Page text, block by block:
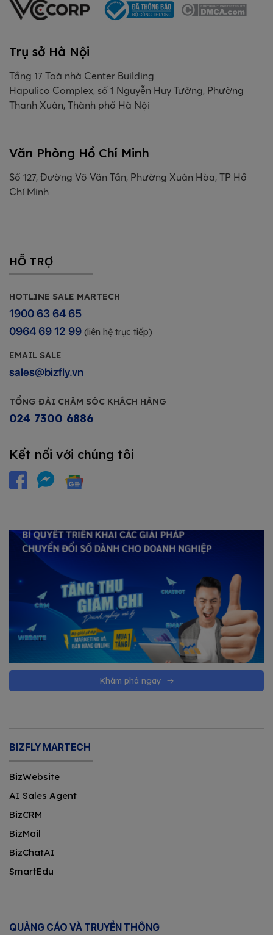
Trụ sở Hà Nội
Tầng 17 Toà nhà Center Building
Hapulico Complex, số 1 Nguyễn Huy Tưởng, Phường
Thanh Xuân, Thành phố Hà Nội
Văn Phòng Hồ Chí Minh
Số 127, Đường Võ Văn Tần, Phường Xuân Hòa, TP Hồ
Chí Minh
HỖ TRỢ
HOTLINE SALE MARTECH
1900 63 64 65
0964 69 12 99 (liên hệ trực tiếp)
EMAIL SALE
sales@bizfly.vn
TỔNG ĐÀI CHĂM SÓC KHÁCH HÀNG
024 7300 6886
Kết nối với chúng tôi
Khám phá ngay
BIZFLY MARTECH
BizWebsite
AI Sales Agent
BizCRM
BizMail
BizChatAI
SmartEdu
QUẢNG CÁO VÀ TRUYỀN THÔNG